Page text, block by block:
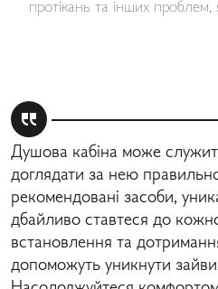
протікань та інших проблем,
Душова кабіна може
доглядати за нею
рекомендовані засоби,
дбайливо ставтеся до
встановлення та
допоможуть уникнути